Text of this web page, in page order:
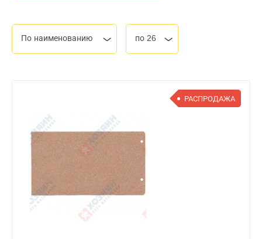
По наименованию по 26
РАСПРОДАЖА